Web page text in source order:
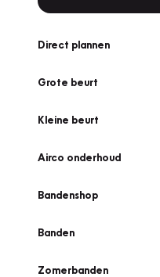
Direct plannen
Grote beurt
Kleine beurt
Airco onderhoud
Bandenshop
Banden
Zomerbanden